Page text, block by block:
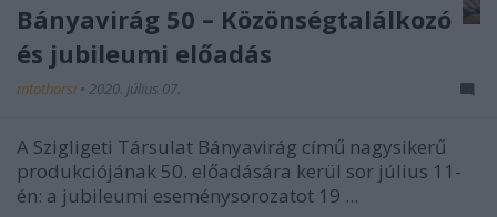
Bányavirág 50 – Közönségtalálkozó
és jubileumi előadás
mtothorsi • 2020. július 07.
A Szigligeti Társulat Bányavirág című nagysikerű
produkciójának 50. előadására kerül sor július 11-
én: a jubileumi eseménysorozatot 19 ...